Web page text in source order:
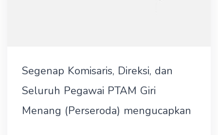
Segenap Komisaris, Direksi, dan
Seluruh Pegawai PTAM Giri
Menang (Perseroda) mengucapkan